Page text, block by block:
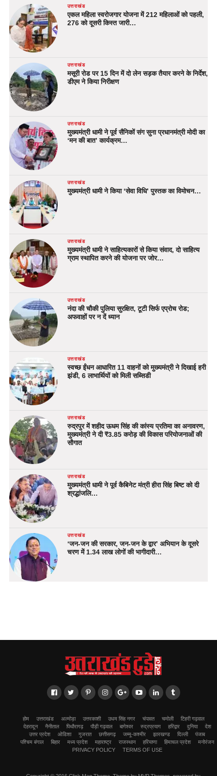
उत्तराखंड
एकल महिला स्वरोजगार योजना में 212 महिलाओं को पहली,
276 को दूसरी किस्त जारी…
उत्तराखंड
मसूरी रोड पर 15 दिन में दो लेन सड़क तैयार करने के निर्देश,
डीएम ने किया निरीक्षण
उत्तराखंड
मुख्यमंत्री धामी ने पूर्व सैनिकों संग सुना प्रधानमंत्री मोदी का
‘मन की बात’ कार्यक्रम…
उत्तराखंड
मुख्यमंत्री धामी ने किया ‘सेवा विधि’ पुस्तक का विमोचन…
उत्तराखंड
मुख्यमंत्री धामी ने साहित्यकारों से किया संवाद, दो साहित्य
ग्राम स्थापित करने की योजना पर जोर…
उत्तराखंड
नंदा की चौकी पुलिया सुरक्षित, टूटी सिर्फ एप्रोच रोड;
अफवाहों पर न दें ध्यान
उत्तराखंड
स्वच्छ ईंधन आधारित 11 वाहनों को मुख्यमंत्री ने दिखाई हरी
झंडी, 6 लाभार्थियों को मिली सब्सिडी
उत्तराखंड
रुद्रपुर में शहीद ऊधम सिंह की कांस्य प्रतिमा का अनावरण,
मुख्यमंत्री ने दी ₹3.85 करोड़ की विकास परियोजनाओं की
सौगात
उत्तराखंड
मुख्यमंत्री धामी ने पूर्व कैबिनेट मंत्री हीरा सिंह बिष्ट को दी
श्रद्धांजलि…
उत्तराखंड
‘जन-जन की सरकार, जन-जन के द्वार’ अभियान के दूसरे
चरण में 1.34 लाख लोगों की भागीदारी…
होम उत्तराखंड अल्मोड़ा उत्तरकाशी उधम सिंह नगर चंपावत चमोली
टिहरी गढ़वाल
देहरादून
नैनीताल पिथौरागढ़ पौड़ी गढ़वाल बागेश्वर रुद्रप्रयाग हरिद्वार दुनिया
देश
उत्तर प्रदेश
ओडिशा गुजरात छत्तीसगढ़ जम्मू-कश्मीर झारखण्ड दिल्ली
पंजाब
पश्चिम बंगाल
बिहार मध्य प्रदेश महाराष्ट्र राजस्थान हरियाणा हिमाचल प्रदेश
मनोरंजन
PRIVACY POLICY
TERMS OF USE